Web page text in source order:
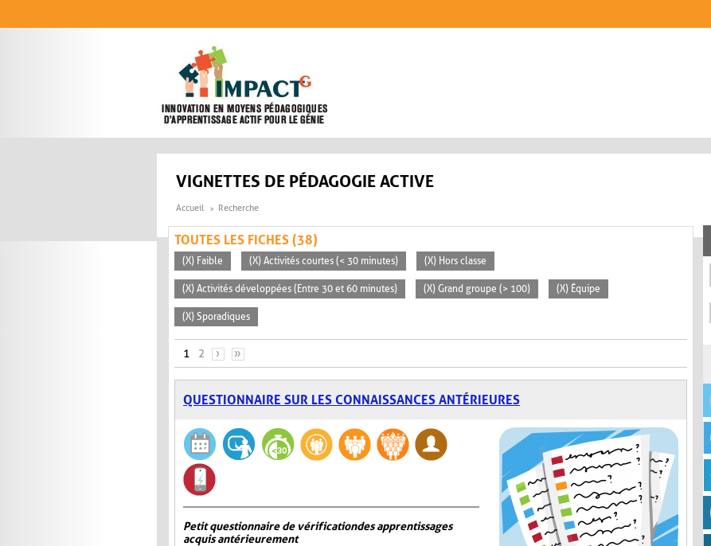
VIGNETTES DE PÉDAGOGIE ACTIVE
Accueil Recherche
TOUTES LES FICHES (38)
(X) Faible (X) Activités courtes (< 30 minutes) (X) Hors classe
(X) Activités développées (Entre 30 et 60 minutes) (X) Grand groupe (> 100) (X) Équipe
(X) Sporadiques
PAGES
1 2 › »
QUESTIONNAIRE SUR LES CONNAISSANCES ANTÉRIEURES
Petit questionnaire de vérification des apprentissages
acquis antérieurement